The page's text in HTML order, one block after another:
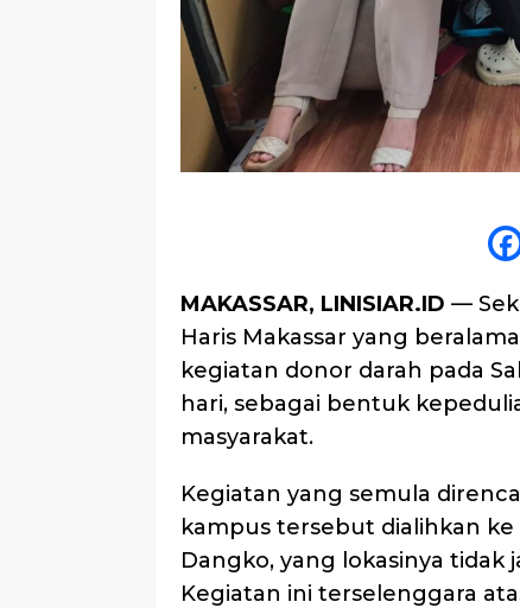
MAKASSAR, LINISIAR.ID —
Haris Makassar yang
kegiatan donor darah pada
hari, sebagai bentuk
masyarakat.
Kegiatan yang semula
kampus tersebut dialihkan ke
Dangko, yang lokasinya tidak
Kegiatan ini terselenggara